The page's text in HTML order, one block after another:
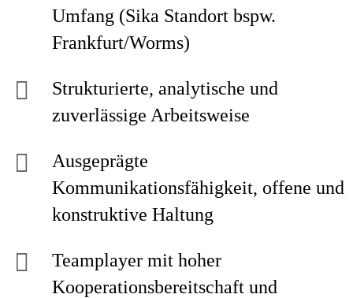
Umfang (Sika Standort bspw.
Frankfurt/Worms)
Strukturierte, analytische und
zuverlässige Arbeitsweise
Ausgeprägte
Kommunikationsfähigkeit, offene und
konstruktive Haltung
Teamplayer mit hoher
Kooperationsbereitschaft und